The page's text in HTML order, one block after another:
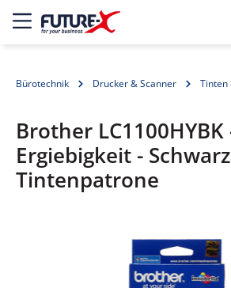
Bürotechnik Drucker & Scanner Tinten
Brother
Ergiebigkeit -
Tintenpatrone
Bildergalerie überspringen